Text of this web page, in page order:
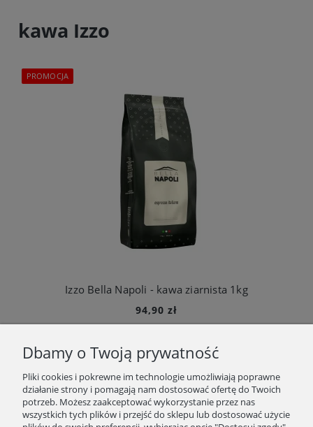
kawa Izzo
Izzo Bella Napoli - kawa ziarnista 1kg
94,90 zł
Najniższa cena:94,90 zł
Do koszyka
PROMOCJA
Dbamy o Twoją prywatność
Pliki cookies i pokrewne im technologie umożliwiają poprawne
działanie strony i pomagają nam dostosować ofertę do Twoich
potrzeb. Możesz zaakceptować wykorzystanie przez nas
wszystkich tych plików i przejść do sklepu lub dostosować użycie